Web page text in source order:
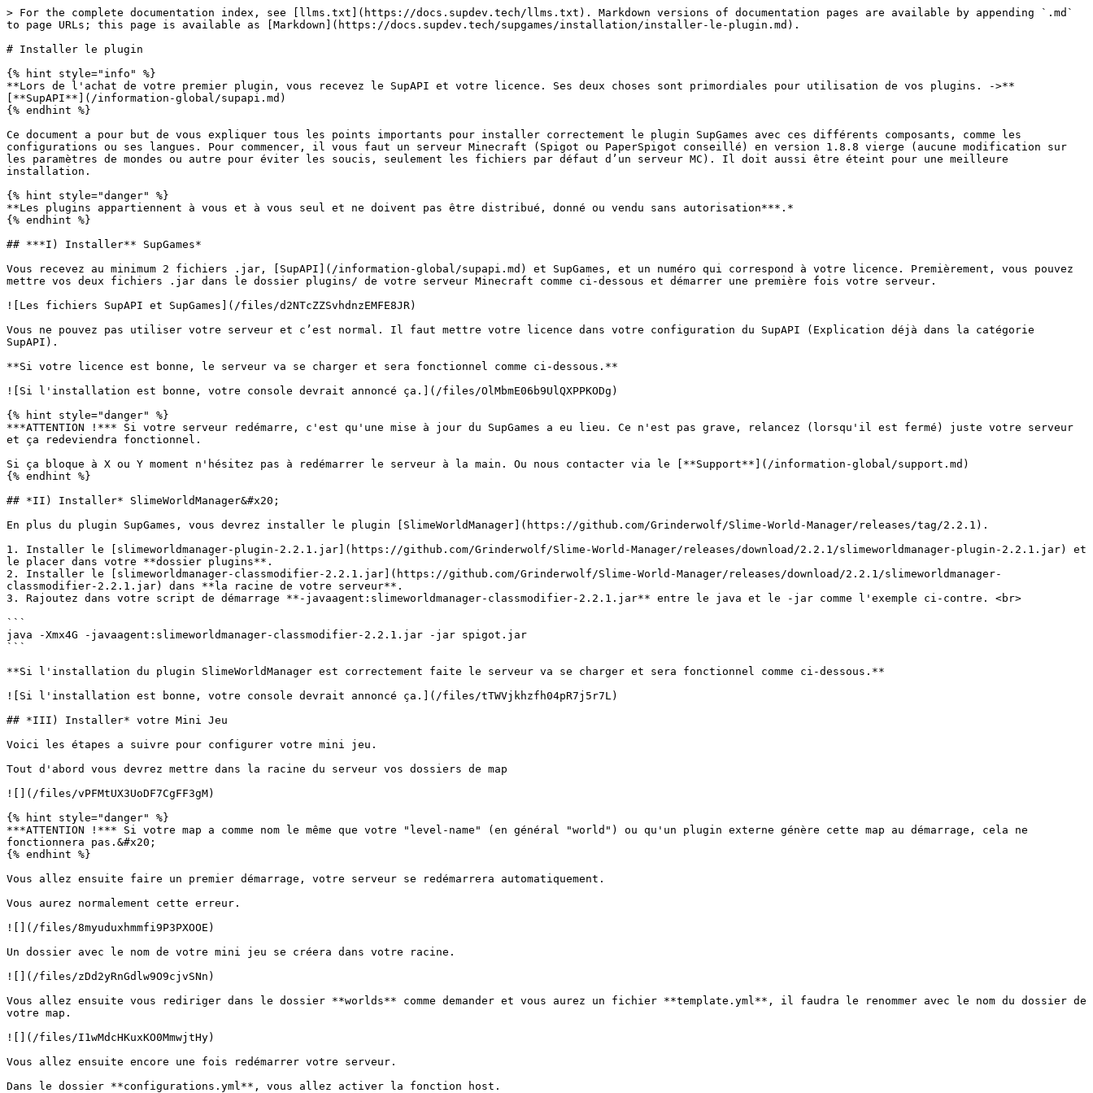
> For the complete documentation index, see [llms.txt](https://docs.supdev.tech/llms.txt). Markdown versions of documentation pages are available by appending `.md`
to page URLs; this page is available as [Markdown](https://docs.supdev.tech/supgames/installation/installer-le-plugin.md).
# Installer le plugin
{% hint style="info" %}
**Lors de l'achat de votre premier plugin, vous recevez le SupAPI et votre licence. Ses deux choses sont primordiales pour utilisation de vos plugins. ->**
[**SupAPI**](/information-global/supapi.md)
{% endhint %}
Ce document a pour but de vous expliquer tous les points importants pour installer correctement le plugin SupGames avec ces différents composants, comme les
configurations ou ses langues. Pour commencer, il vous faut un serveur Minecraft (Spigot ou PaperSpigot conseillé) en version 1.8.8 vierge (aucune modification sur
les paramètres de mondes ou autre pour éviter les soucis, seulement les fichiers par défaut d’un serveur MC). Il doit aussi être éteint pour une meilleure
installation.
{% hint style="danger" %}
**Les plugins appartiennent à vous et à vous seul et ne doivent pas être distribué, donné ou vendu sans autorisation***.*
{% endhint %}
## ***I) Installer** SupGames*
Vous recevez au minimum 2 fichiers .jar, [SupAPI](/information-global/supapi.md) et SupGames, et un numéro qui correspond à votre licence. Premièrement, vous pouvez
mettre vos deux fichiers .jar dans le dossier plugins/ de votre serveur Minecraft comme ci-dessous et démarrer une première fois votre serveur.
![Les fichiers SupAPI et SupGames](/files/d2NTcZZSvhdnzEMFE8JR)
Vous ne pouvez pas utiliser votre serveur et c’est normal. Il faut mettre votre licence dans votre configuration du SupAPI (Explication déjà dans la catégorie
SupAPI).
**Si votre licence est bonne, le serveur va se charger et sera fonctionnel comme ci-dessous.**
![Si l'installation est bonne, votre console devrait annoncé ça.](/files/OlMbmE06b9UlQXPPKODg)
{% hint style="danger" %}
***ATTENTION !*** Si votre serveur redémarre, c'est qu'une mise à jour du SupGames a eu lieu. Ce n'est pas grave, relancez (lorsqu'il est fermé) juste votre serveur
et ça redeviendra fonctionnel.
Si ça bloque à X ou Y moment n'hésitez pas à redémarrer le serveur à la main. Ou nous contacter via le [**Support**](/information-global/support.md)
{% endhint %}
## *II) Installer* SlimeWorldManager&#x20;
En plus du plugin SupGames, vous devrez installer le plugin [SlimeWorldManager](https://github.com/Grinderwolf/Slime-World-Manager/releases/tag/2.2.1).
1. Installer le [slimeworldmanager-plugin-2.2.1.jar](https://github.com/Grinderwolf/Slime-World-Manager/releases/download/2.2.1/slimeworldmanager-plugin-2.2.1.jar) et
le placer dans votre **dossier plugins**.
2. Installer le [slimeworldmanager-classmodifier-2.2.1.jar](https://github.com/Grinderwolf/Slime-World-Manager/releases/download/2.2.1/slimeworldmanager-
classmodifier-2.2.1.jar) dans **la racine de votre serveur**.
3. Rajoutez dans votre script de démarrage **-javaagent:slimeworldmanager-classmodifier-2.2.1.jar** entre le java et le -jar comme l'exemple ci-contre. <br>
```
java -Xmx4G -javaagent:slimeworldmanager-classmodifier-2.2.1.jar -jar spigot.jar
```
**Si l'installation du plugin SlimeWorldManager est correctement faite le serveur va se charger et sera fonctionnel comme ci-dessous.**
![Si l'installation est bonne, votre console devrait annoncé ça.](/files/tTWVjkhzfh04pR7j5r7L)
## *III) Installer* votre Mini Jeu
Voici les étapes a suivre pour configurer votre mini jeu.
Tout d'abord vous devrez mettre dans la racine du serveur vos dossiers de map
![](/files/vPFMtUX3UoDF7CgFF3gM)
{% hint style="danger" %}
***ATTENTION !*** Si votre map a comme nom le même que votre "level-name" (en général "world") ou qu'un plugin externe génère cette map au démarrage, cela ne
fonctionnera pas.&#x20;
{% endhint %}
Vous allez ensuite faire un premier démarrage, votre serveur se redémarrera automatiquement.
Vous aurez normalement cette erreur.
![](/files/8myuduxhmmfi9P3PXOOE)
Un dossier avec le nom de votre mini jeu se créera dans votre racine.
![](/files/zDd2yRnGdlw9O9cjvSNn)
Vous allez ensuite vous rediriger dans le dossier **worlds** comme demander et vous aurez un fichier **template.yml**, il faudra le renommer avec le nom du dossier de
votre map.
![](/files/I1wMdcHKuxKO0MmwjtHy)
Vous allez ensuite encore une fois redémarrer votre serveur.
Dans le dossier **configurations.yml**, vous allez activer la fonction host.